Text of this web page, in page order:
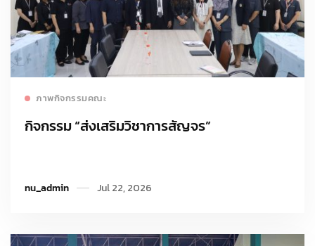
ภาพกิจกรรมคณะ
กิจกรรม “ส่งเสริมวิชาการสัญจร”
nu_admin Jul 22, 2026